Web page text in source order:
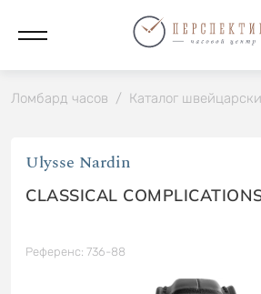
Ломбард часов / Каталог
Ulysse Nardin
CLASSICAL
Референс: 736-88